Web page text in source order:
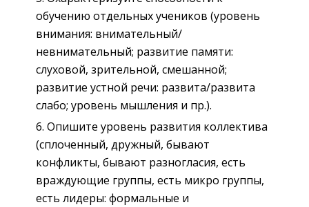
обучению отдельных учеников (уровень
внимания: внимательный/
невнимательный; развитие памяти:
слуховой, зрительной, смешанной;
развитие устной речи: развита/развита
слабо; уровень мышления и пр.).
Опишите уровень развития коллектива
(сплоченный, дружный, бывают
конфликты, бывают разногласия, есть
враждующие группы, есть микро группы,
есть лидеры: формальные и